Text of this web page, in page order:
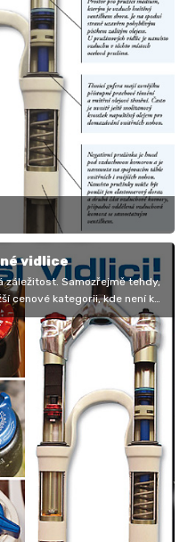
vidlice
záležitost. Samozřejmě tehdy,
cenové kategorii, kde není k…